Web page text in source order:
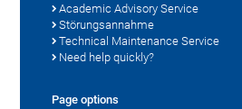
Academic Advisory Service
Störungsannahme
Technical Maintenance Service
Need help quickly?
Page options